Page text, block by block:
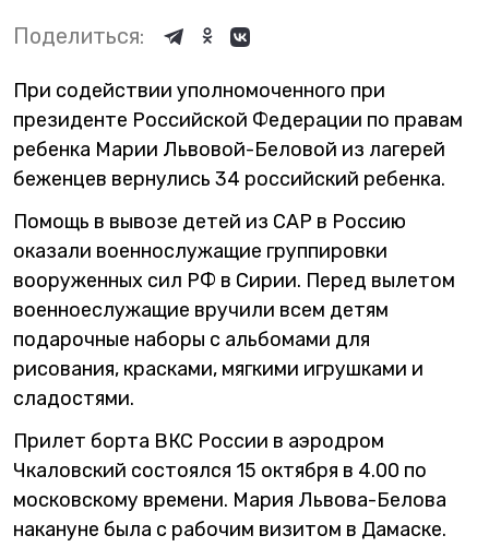
Поделиться:
При содействии уполномоченного при
президенте Российской Федерации по правам
ребенка Марии Львовой-Беловой из лагерей
беженцев вернулись 34 российский ребенка.
Помощь в вывозе детей из САР в Россию
оказали военнослужащие группировки
вооруженных сил РФ в Сирии. Перед вылетом
военноеслужащие вручили всем детям
подарочные наборы с альбомами для
рисования, красками, мягкими игрушками и
сладостями.
Прилет борта ВКС России в аэродром
Чкаловский состоялся 15 октября в 4.00 по
московскому времени. Мария Львова-Белова
накануне была с рабочим визитом в Дамаске.